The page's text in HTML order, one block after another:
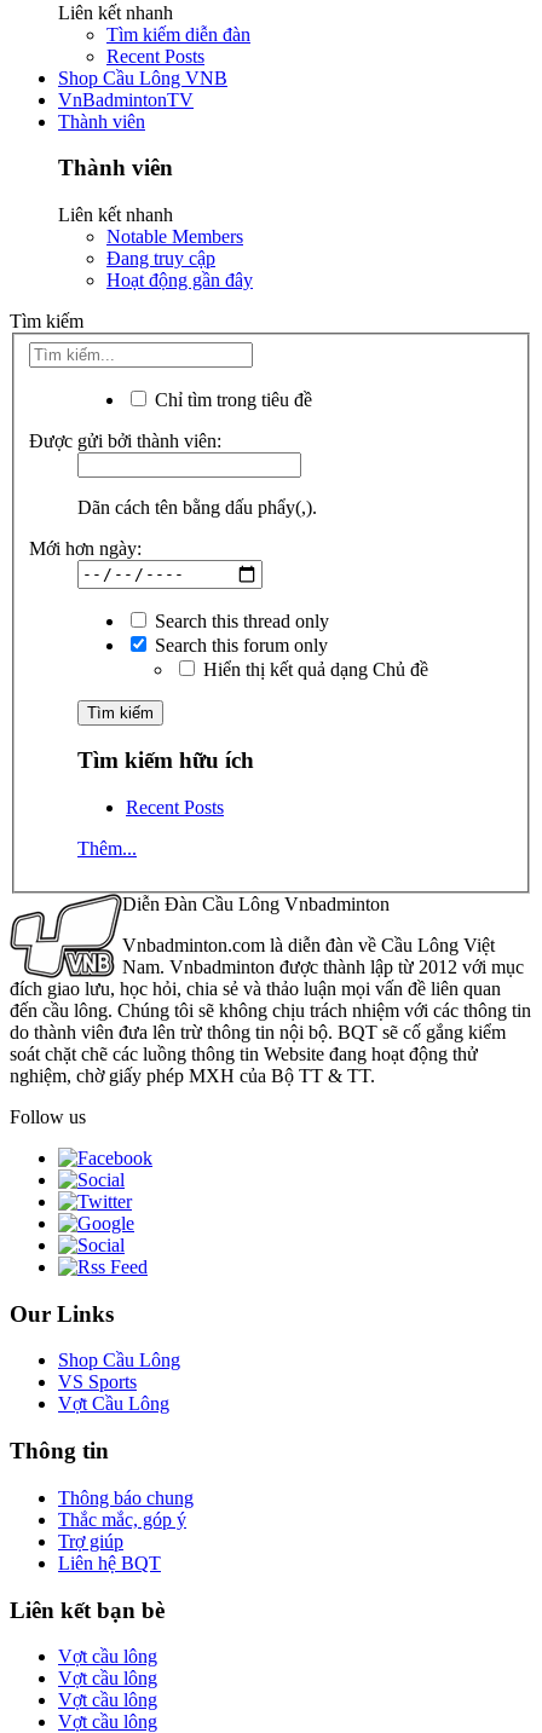
Liên kết nhanh
Tìm kiếm diễn đàn
Recent Posts
Shop Cầu Lông VNB
VnBadmintonTV
Thành viên
Thành viên
Liên kết nhanh
Notable Members
Đang truy cập
Hoạt động gần đây
Tìm kiếm
Chỉ tìm trong tiêu đề
Được gửi bởi thành viên:
Dãn cách tên bằng dấu phẩy(,).
Mới hơn ngày:
Search this thread only
Search this forum only
Hiển thị kết quả dạng Chủ đề
Tìm kiếm hữu ích
Recent Posts
Thêm...
Diễn Đàn Cầu Lông Vnbadminton
Vnbadminton.com là diễn đàn về Cầu Lông Việt
Nam. Vnbadminton được thành lập từ 2012 với mục
đích giao lưu, học hỏi, chia sẻ và thảo luận mọi vấn đề liên quan
đến cầu lông. Chúng tôi sẽ không chịu trách nhiệm với các thông tin
do thành viên đưa lên trừ thông tin nội bộ. BQT sẽ cố gắng kiểm
soát chặt chẽ các luồng thông tin Website đang hoạt động thử
nghiệm, chờ giấy phép MXH của Bộ TT & TT.
Follow us
Our Links
Shop Cầu Lông
VS Sports
Vợt Cầu Lông
Thông tin
Thông báo chung
Thắc mắc, góp ý
Trợ giúp
Liên hệ BQT
Liên kết bạn bè
Vợt cầu lông
Vợt cầu lông
Vợt cầu lông
Vợt cầu lông